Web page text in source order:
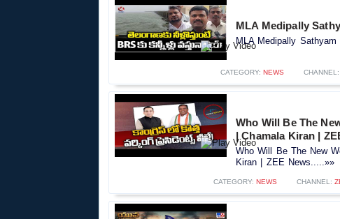
MLA Medipally
MLA Medipally
CATEGORY: NEWS CHANNEL:
Who Will Be The
| Chamala Kiran |
Who Will Be The New
Kiran | ZEE News.....»»
CATEGORY: NEWS CHANNEL: